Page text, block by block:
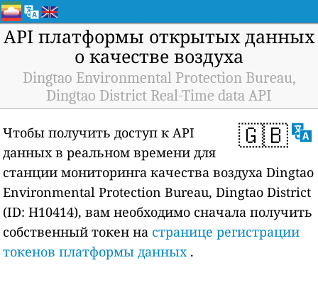
API платформы открытых данных
о качестве воздуха
Dingtao Environmental Protection Bureau,
Dingtao District Real-Time data API
🇬🇧
Чтобы получить доступ к API
данных в реальном времени для
станции мониторинга качества воздуха Dingtao
Environmental Protection Bureau, Dingtao District
(ID: H10414), вам необходимо сначала получить
собственный токен на странице регистрации
токенов платформы данных.